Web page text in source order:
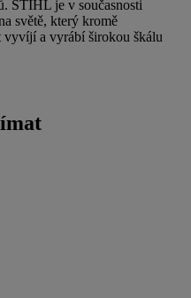
STIHL je v současnosti
světě, který kromě
a vyrábí širokou škálu